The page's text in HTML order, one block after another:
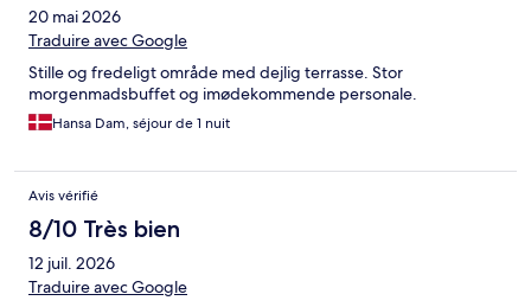
20 mai 2026
Traduire avec Google
Stille og fredeligt område med dejlig terrasse. Stor
morgenmadsbuffet og imødekommende personale.
Hansa Dam, séjour de 1 nuit
Avis vérifié
8/10 Très bien
12 juil. 2026
Traduire avec Google